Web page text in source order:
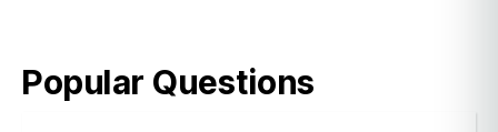
Popular Questions